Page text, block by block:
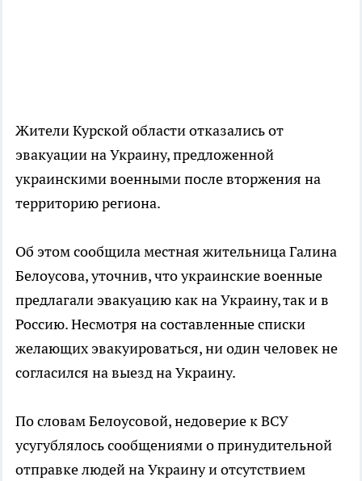
Жители Курской области отказались от
эвакуации на Украину, предложенной
украинскими военными после вторжения на
территорию региона.
Об этом сообщила местная жительница Галина
Белоусова, уточнив, что украинские военные
предлагали эвакуацию как на Украину, так и в
Россию. Несмотря на составленные списки
желающих эвакуироваться, ни один человек не
согласился на выезд на Украину.
По словам Белоусовой, недоверие к ВСУ
усугублялось сообщениями о принудительной
отправке людей на Украину и отсутствием